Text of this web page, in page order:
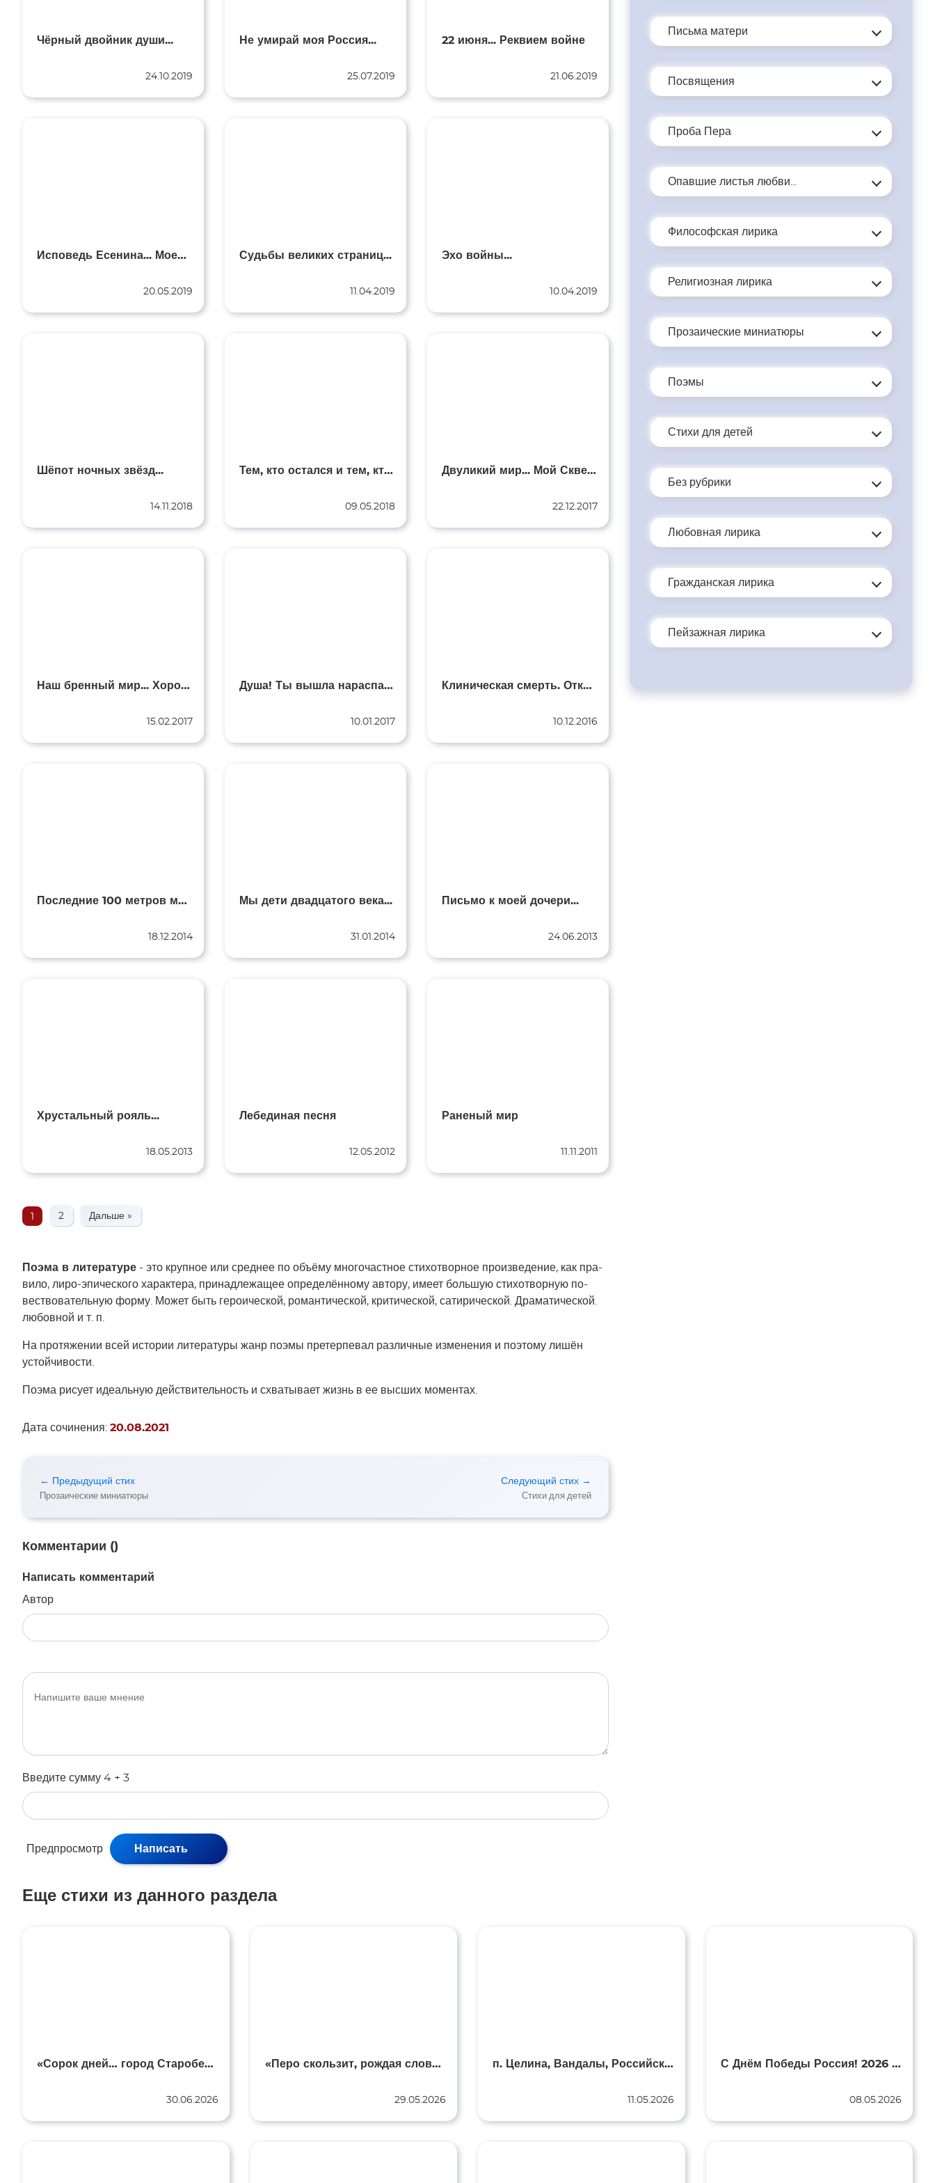
Чёрный двойник души...
24.10.2019
Не умирай моя Россия...
25.07.2019
22 июня... Реквием войне
21.06.2019
Исповедь Есенина... Моей Айседоре
20.05.2019
Судьбы великих страниц...
11.04.2019
Эхо войны...
10.04.2019
Шёпот ночных звёзд...
14.11.2018
Тем, кто остался и тем, кто ушел, посвящается...
09.05.2018
Двуликий мир... Мой Скверный Человек
22.12.2017
Наш бренный мир... Хорош ты или плох?
15.02.2017
Душа! Ты вышла нараспашку к людям...
10.01.2017
Клиническая смерть. Откровение Ангела...
10.12.2016
Последние 100 метров мужества...
18.12.2014
Мы дети двадцатого века...
31.01.2014
Письмо к моей дочери...
24.06.2013
Хрустальный рояль...
18.05.2013
Лебединая песня
12.05.2012
Раненый мир
11.11.2011
2 Дальше »
Поэма в литературе - это круп­ное или сред­нее по объ­ё­му мно­го­част­ное сти­хо­твор­ное про­из­ве­де­ние, как пра­
ви­ло, ли­ро-эпи­че­ско­го ха­рак­те­ра, при­над­ле­жа­щее опре­де­лён­но­му ав­то­ру, имеет боль­шую сти­хо­твор­ную по­
вест­во­ва­тель­ную форму. Может быть ге­ро­и­че­ской, ро­ман­ти­че­ской, кри­ти­че­ской, са­ти­ри­че­ской. Драматической.
любовной и т. п.
На протяжении всей истории литературы жанр поэмы претерпевал различные изменения и поэтому лишён
устойчивости.
Поэма рисует идеальную действительность и схватывает жизнь в ее высших моментах.
Дата сочинения: 20.08.2021
← Предыдущий стих
Прозаические миниатюры
Следующий стих →
Стихи для детей
Комментарии ()
Написать комментарий
Автор
Введите сумму 4 + 3
Письма матери
Посвящения
Проба Пера
Опавшие листья любви...
Философская лирика
Религиозная лирика
Прозаические миниатюры
Поэмы
Стихи для детей
Без рубрики
Любовная лирика
Гражданская лирика
Пейзажная лирика
Еще стихи из данного раздела
«Сорок дней… город Старобельск»
30.06.2026
«Перо скользит, рождая слово…»
29.05.2026
п. Целина, Вандалы, Российский флаг…
11.05.2026
С Днём Победы Россия! 2026 год
08.05.2026
Гражданская лирика
Памяти Александра Скрынникова, бойца ЧВК «Вагнер», посвящается…
Посвящается трагедиям в Донецке 14 -18 марта 2022 года…